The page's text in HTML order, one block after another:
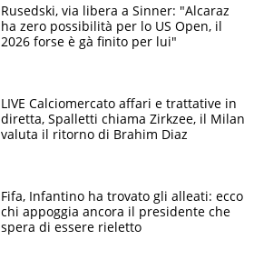
Rusedski, via libera a Sinner: "Alcaraz
ha zero possibilità per lo US Open, il
2026 forse è gà finito per lui"
LIVE Calciomercato affari e trattative in
diretta, Spalletti chiama Zirkzee, il Milan
valuta il ritorno di Brahim Diaz
Fifa, Infantino ha trovato gli alleati: ecco
chi appoggia ancora il presidente che
spera di essere rieletto